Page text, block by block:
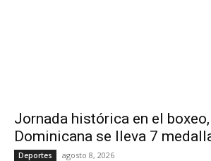
Jornada histórica en el
Dominicana se lleva 7
Deportes agosto 8, 2026